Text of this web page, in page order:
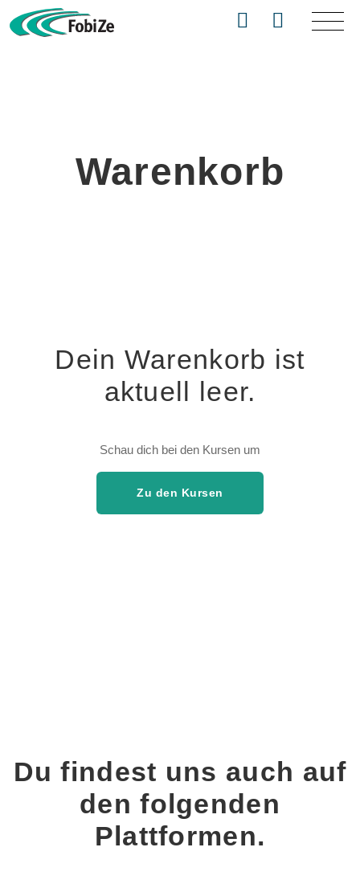
Warenkorb
Dein Warenkorb ist
aktuell leer.
Schau dich bei den Kursen um
Zu den Kursen
Du findest uns auch auf
den folgenden
Plattformen.